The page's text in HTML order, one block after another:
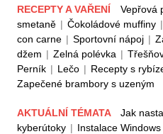
RECEPTY A VAŘENÍ Vepřová
smetaně | Čokoládové muffiny |
con carne | Sportovní nápoj |
džem | Zelná polévka |
Perník | Lečo | Recepty s
Zapečené brambory s uzeným
AKTUÁLNÍ TÉMATA Jak
kyberútoky | Instalace